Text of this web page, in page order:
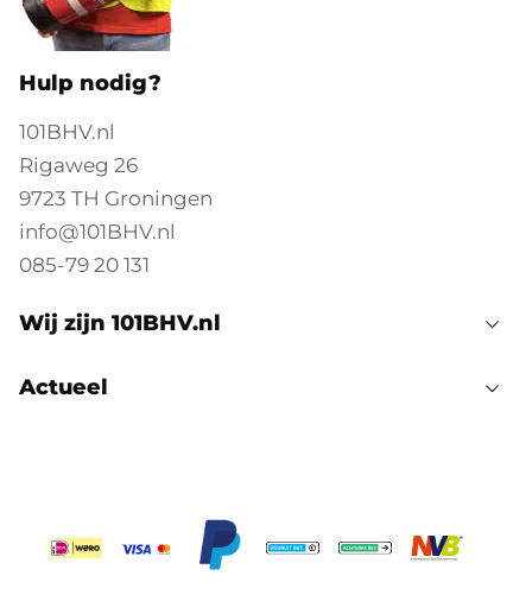
Hulp nodig?
101BHV.nl
Rigaweg 26
9723 TH Groningen
info@101BHV.nl
085-79 20 131
Wij zijn 101BHV.nl
Actueel